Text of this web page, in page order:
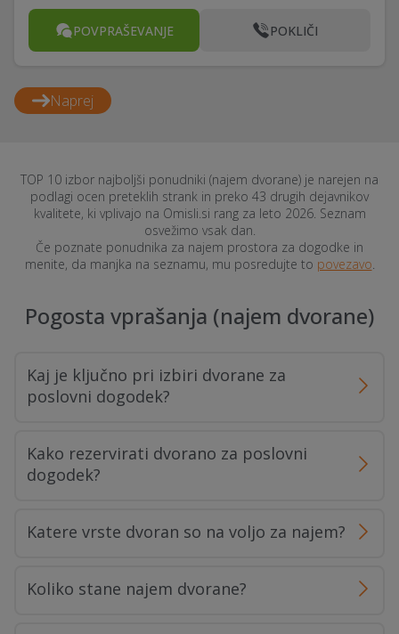
POVPRAŠEVANJE POKLIČI
Naprej
TOP 10 izbor najboljši ponudniki (najem dvorane) je narejen na
podlagi ocen preteklih strank in preko 43 drugih dejavnikov
kvalitete, ki vplivajo na Omisli.si rang za leto 2026. Seznam
osvežimo vsak dan.
Če poznate ponudnika za najem prostora za dogodke in
menite, da manjka na seznamu, mu posredujte to povezavo.
Pogosta vprašanja (najem dvorane)
Kaj je ključno pri izbiri dvorane za
poslovni dogodek?
Kako rezervirati dvorano za poslovni
dogodek?
Katere vrste dvoran so na voljo za najem?
Koliko stane najem dvorane?